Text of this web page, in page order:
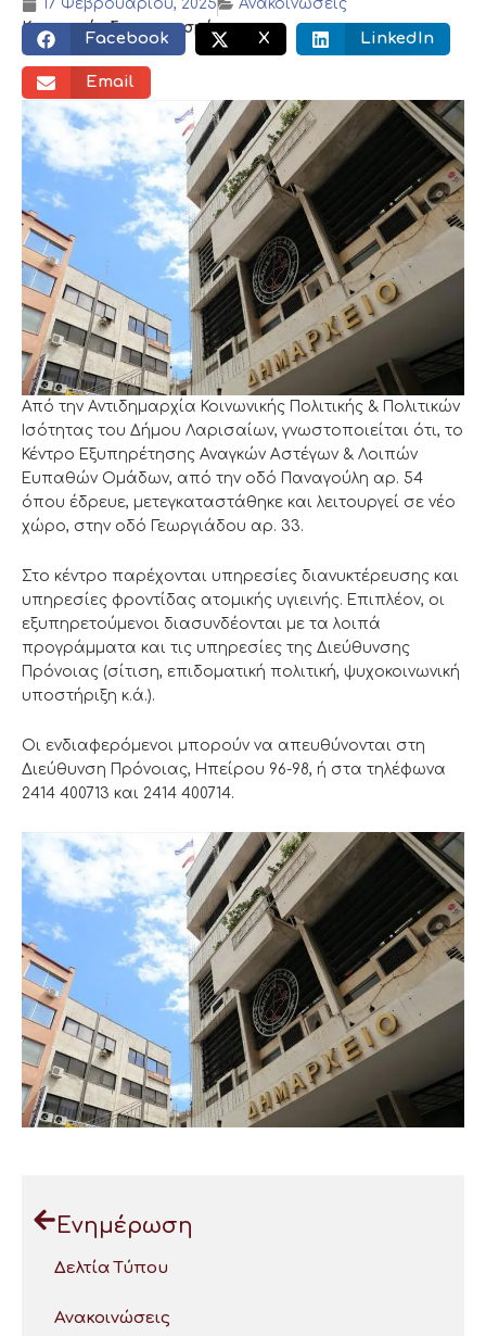
17 Φεβρουαρίου, 2025
Ανακοινώσεις
Κοινωνικός διαμοιρασμός:
Facebook X LinkedIn
Email
Από την Αντιδημαρχία Κοινωνικής Πολιτικής & Πολιτικών
Ισότητας του Δήμου Λαρισαίων, γνωστοποιείται ότι, το
Κέντρο Εξυπηρέτησης Αναγκών Αστέγων & Λοιπών
Ευπαθών Ομάδων, από την οδό Παναγούλη αρ. 54
όπου έδρευε, μετεγκαταστάθηκε και λειτουργεί σε νέο
χώρο, στην οδό Γεωργιάδου αρ. 33.
Στο κέντρο παρέχονται υπηρεσίες διανυκτέρευσης και
υπηρεσίες φροντίδας ατομικής υγιεινής. Επιπλέον, οι
εξυπηρετούμενοι διασυνδέονται με τα λοιπά
προγράμματα και τις υπηρεσίες της Διεύθυνσης
Πρόνοιας (σίτιση, επιδοματική πολιτική, ψυχοκοινωνική
υποστήριξη κ.ά.).
Οι ενδιαφερόμενοι μπορούν να απευθύνονται στη
Διεύθυνση Πρόνοιας, Ηπείρου 96-98, ή στα τηλέφωνα
2414 400713 και 2414 400714.
Ενημέρωση
Δελτία Τύπου
Ανακοινώσεις